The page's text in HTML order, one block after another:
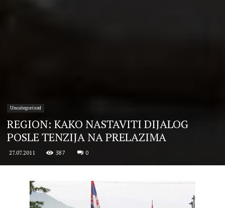
Uncategorized
REGION: KAKO NASTAVITI DIJALOG
POSLE TENZIJA NA PRELAZIMA
27.07.2011 387 0